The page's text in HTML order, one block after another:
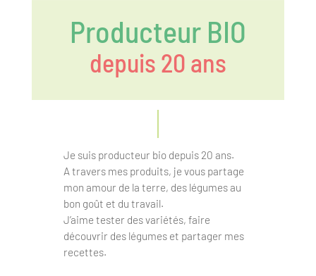
Producteur BIO
depuis 20 ans
Je suis producteur bio depuis 20 ans.
A travers mes produits, je vous partage
mon amour de la terre, des légumes au
bon goût et du travail.
J’aime tester des variétés, faire
découvrir des légumes et partager mes
recettes.